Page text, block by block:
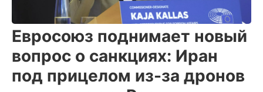
Евросоюз поднимает новый
вопрос о санкциях: Иран
под прицелом из-за дронов